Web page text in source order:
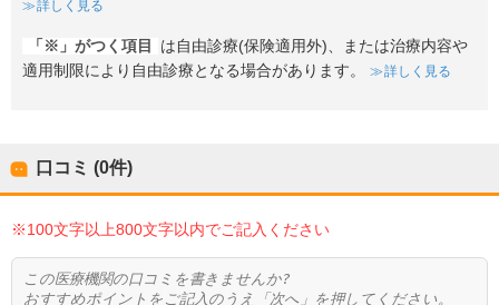
詳しく見る
「※」がつく項目
は自由診療(保険適用外)、または治療内容や
適用制限により自由診療となる場合があります。
詳しく見る
口コミ (0件)
※100文字以上800文字以内でご記入ください